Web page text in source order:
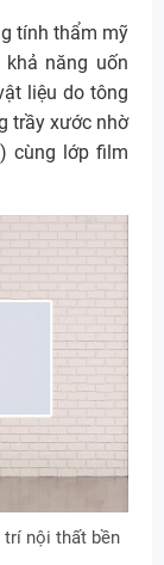
tính thẩm mỹ
năng uốn
liệu do tông
trầy xước nhờ
cùng lớp film
trí nội thất bền